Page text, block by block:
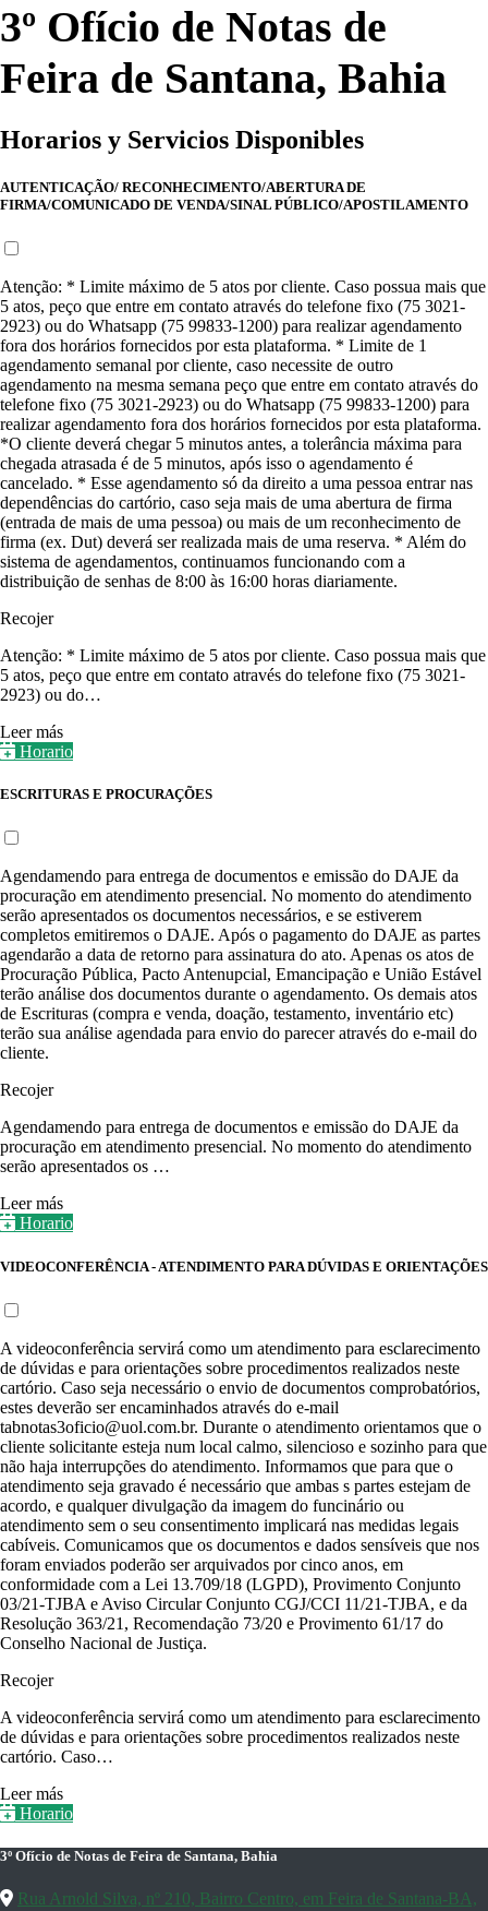
3º Ofício de Notas de
Feira de Santana, Bahia
Horarios y Servicios Disponibles
AUTENTICAÇÃO/ RECONHECIMENTO/ABERTURA DE
FIRMA/COMUNICADO DE VENDA/SINAL PÚBLICO/APOSTILAMENTO
Atenção: * Limite máximo de 5 atos por cliente. Caso possua mais que
5 atos, peço que entre em contato através do telefone fixo (75 3021-
2923) ou do Whatsapp (75 99833-1200) para realizar agendamento
fora dos horários fornecidos por esta plataforma. * Limite de 1
agendamento semanal por cliente, caso necessite de outro
agendamento na mesma semana peço que entre em contato através do
telefone fixo (75 3021-2923) ou do Whatsapp (75 99833-1200) para
realizar agendamento fora dos horários fornecidos por esta plataforma.
*O cliente deverá chegar 5 minutos antes, a tolerância máxima para
chegada atrasada é de 5 minutos, após isso o agendamento é
cancelado. * Esse agendamento só da direito a uma pessoa entrar nas
dependências do cartório, caso seja mais de uma abertura de firma
(entrada de mais de uma pessoa) ou mais de um reconhecimento de
firma (ex. Dut) deverá ser realizada mais de uma reserva. * Além do
sistema de agendamentos, continuamos funcionando com a
distribuição de senhas de 8:00 às 16:00 horas diariamente.
Recojer
Atenção: * Limite máximo de 5 atos por cliente. Caso possua mais que
5 atos, peço que entre em contato através do telefone fixo (75 3021-
2923) ou do…
Leer más
Horario
ESCRITURAS E PROCURAÇÕES
Agendamendo para entrega de documentos e emissão do DAJE da
procuração em atendimento presencial. No momento do atendimento
serão apresentados os documentos necessários, e se estiverem
completos emitiremos o DAJE. Após o pagamento do DAJE as partes
agendarão a data de retorno para assinatura do ato. Apenas os atos de
Procuração Pública, Pacto Antenupcial, Emancipação e União Estável
terão análise dos documentos durante o agendamento. Os demais atos
de Escrituras (compra e venda, doação, testamento, inventário etc)
terão sua análise agendada para envio do parecer através do e-mail do
cliente.
Recojer
Agendamendo para entrega de documentos e emissão do DAJE da
procuração em atendimento presencial. No momento do atendimento
serão apresentados os …
Leer más
Horario
VIDEOCONFERÊNCIA - ATENDIMENTO PARA DÚVIDAS E ORIENTAÇÕES
A videoconferência servirá como um atendimento para esclarecimento
de dúvidas e para orientações sobre procedimentos realizados neste
cartório. Caso seja necessário o envio de documentos comprobatórios,
estes deverão ser encaminhados através do e-mail
tabnotas3oficio@uol.com.br. Durante o atendimento orientamos que o
cliente solicitante esteja num local calmo, silencioso e sozinho para que
não haja interrupções do atendimento. Informamos que para que o
atendimento seja gravado é necessário que ambas s partes estejam de
acordo, e qualquer divulgação da imagem do funcinário ou
atendimento sem o seu consentimento implicará nas medidas legais
cabíveis. Comunicamos que os documentos e dados sensíveis que nos
foram enviados poderão ser arquivados por cinco anos, em
conformidade com a Lei 13.709/18 (LGPD), Provimento Conjunto
03/21-TJBA e Aviso Circular Conjunto CGJ/CCI 11/21-TJBA, e da
Resolução 363/21, Recomendação 73/20 e Provimento 61/17 do
Conselho Nacional de Justiça.
Recojer
A videoconferência servirá como um atendimento para esclarecimento
de dúvidas e para orientações sobre procedimentos realizados neste
cartório. Caso…
Leer más
Horario
3º Ofício de Notas de Feira de Santana, Bahia
Rua Arnold Silva, nº 210, Bairro Centro, em Feira de Santana-BA,